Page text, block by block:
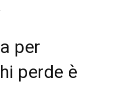
per
perde è